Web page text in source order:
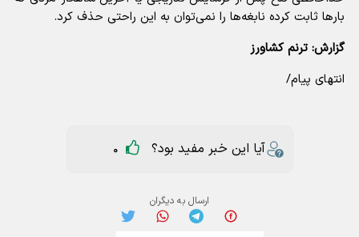
بارها ثابت کرده نابغه‌ها را نمی‌توان به این راحتی حذف کرد.
گزارش: ترنم کشاورز
انتهای پیام/
آیا این خبر مفید بود؟ 0
ارسال به دیگران